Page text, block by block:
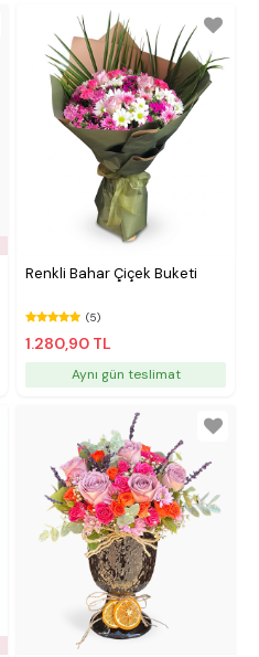
Renkli Bahar Çiçek Buketi
(5)
1.280,90 TL
Aynı gün teslimat